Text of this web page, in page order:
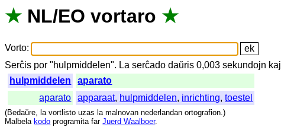
★ NL/EO vortaro ★
Vorto:
Serĉis por "hulpmiddelen". La serĉado daŭris 0,003sekundojn kaj
hulpmiddelen
aparato
aparato
apparaat, hulpmiddelen, inrichting,toestel
(Bedaŭre, la vortlisto uzas la malnovan nederlandan ortografion.)
Malbela kodo programita far Juerd Waalboer.